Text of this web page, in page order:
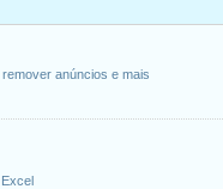
anúncios e mais